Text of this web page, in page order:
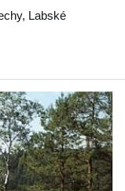
, Labské